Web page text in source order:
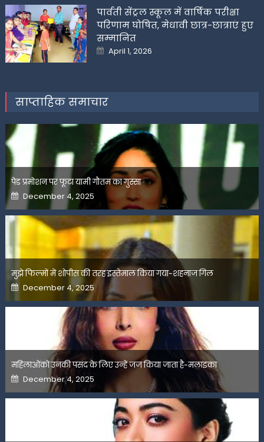
पार्वती सेंट्रल स्कूल में वार्षिक परीक्षा
परिणाम घोषित, मेधावी छात्र-छात्राएं हुए
सम्मानित
Posted
on
April 1, 2026
साप्ताहिक समाचार
पेड प्रमोशन पर फूटा यामी गौतम का गुस्सा
Posted
on
December 4, 2025
मुझे फिल्मों में शोपीस की तरह इस्तेमाल किया गया-शहनाज गिल
Posted
on
December 4, 2025
महिलाओंको उनकी पसंद के लिए उन्हें जज किया जाता है-मलाइका
Posted
on
December 4, 2025